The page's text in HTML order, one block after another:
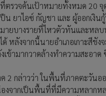
ตรวจค้นเป้าหมายทั้งหมด 20
น ยาไอซ์ กัญชา และ ผู้ออกเงิน
ยบางรายที่ไหวตัวทันและหล
หลังจากนี้นายอำเภอเกาะสี
ข้ามากวาดล้างทำความสะอา
2 กล่าวว่า ในพื้นที่ภาคตะวันอ
งจากเป็นพื้นที่ที่มีความหลากห